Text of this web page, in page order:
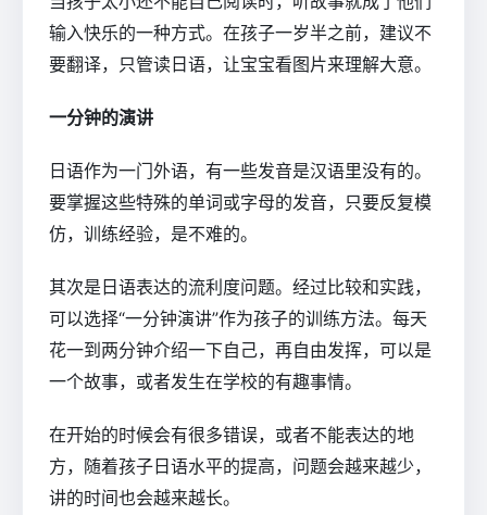
输入快乐的一种方式。在孩子一岁半之前，建议不
要翻译，只管读日语，让宝宝看图片来理解大意。
一分钟的演讲
日语作为一门外语，有一些发音是汉语里没有的。
要掌握这些特殊的单词或字母的发音，只要反复模
仿，训练经验，是不难的。
其次是日语表达的流利度问题。经过比较和实践，
可以选择“一分钟演讲”作为孩子的训练方法。每天
花一到两分钟介绍一下自己，再自由发挥，可以是
一个故事，或者发生在学校的有趣事情。
在开始的时候会有很多错误，或者不能表达的地
方，随着孩子日语水平的提高，问题会越来越少，
讲的时间也会越来越长。